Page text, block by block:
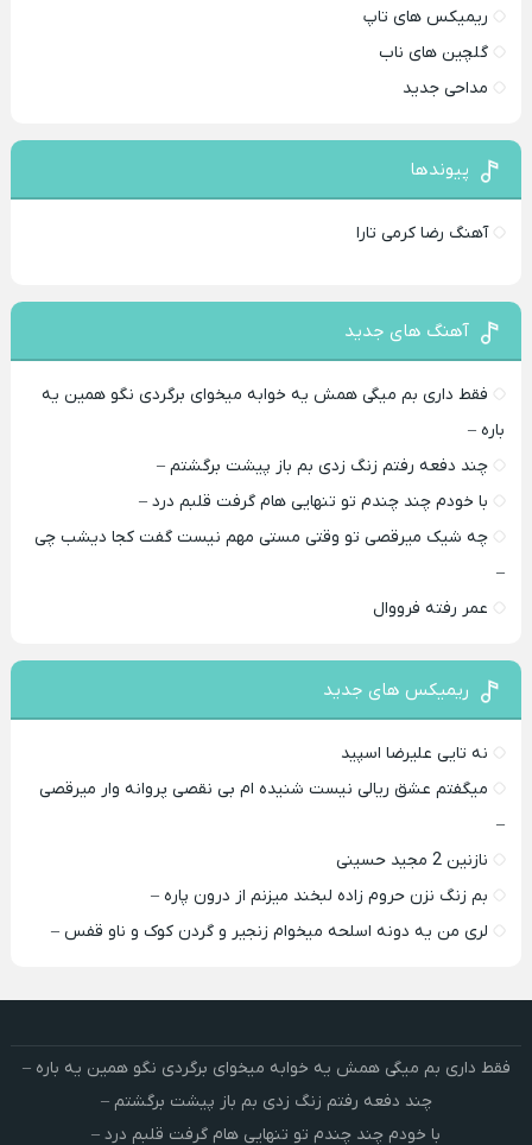
ریمیکس های تاپ
گلچین های ناب
مداحی جدید
پیوندها
آهنگ رضا کرمی تارا
آهنگ های جدید
فقط داری بم میگی همش یه خوابه میخوای برگردی نگو همین یه
باره –
چند دفعه رفتم زنگ زدی بم باز پیشت برگشتم –
با خودم چند چندم تو تنهایی هام گرفت قلبم درد –
چه شیک میرقصی تو وقتی مستی مهم نیست گفت کجا دیشب چی
–
عمر رفته فرووال
ریمیکس های جدید
نه تایی علیرضا اسپید
میگفتم عشق ریالی نیست شنیده ام بی نقصی پروانه وار میرقصی
–
نازنین 2 مجید حسینی
بم زنگ نزن حروم زاده لبخند میزنم از درون پاره –
لری من یه دونه اسلحه میخوام زﻧﺠﻴﺮ و ﮔﺮدن ﻛﻮک و ﻧﺎو ﻗﻔﺲ –
فقط داری بم میگی همش یه خوابه میخوای برگردی نگو همین یه باره –
چند دفعه رفتم زنگ زدی بم باز پیشت برگشتم –
با خودم چند چندم تو تنهایی هام گرفت قلبم درد –